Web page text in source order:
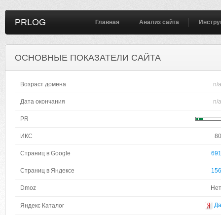
PRLOG Главная Анализ сайта
ОСНОВНЫЕ ПОКАЗАТЕЛИ САЙТА
Возраст домена n/a
Дата окончания n/a
PR
ИКС 80
Страниц в Google 691
Страниц в Яндексе 156
Dmoz Нет
Яндекс Каталог Да